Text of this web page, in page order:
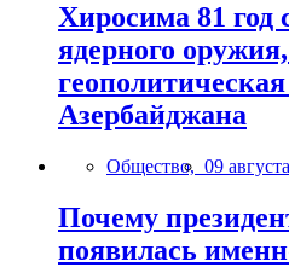
Хиросима 81 год
ядерного
Азербайджана
Общество, 09
Почему
появилась